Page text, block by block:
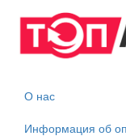
О нас
Информация об